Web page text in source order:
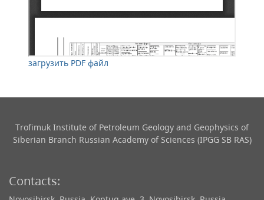
загрузить PDF файл
Trofimuk Institute of Petroleum Geology and Geophysics​ of
Siberian Branch Russian Academy of Sciences (IPGG SB RAS)
Contacts: